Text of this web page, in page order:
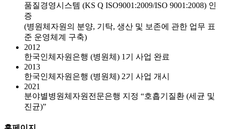
품질경영시스템 (KS Q ISO9001:2009/ISO 9001:2008) 인
증
(병원체자원의 분양, 기탁, 생산 및 보존에 관한 업무 표
준 운영체계 구축)
2012
한국인체자원은행 (병원체) 1기 사업 완료
2013
한국인체자원은행 (병원체) 2기 사업 개시
2021
분야별병원체자원전문은행 지정 “호흡기질환 (세균 및
진균)”